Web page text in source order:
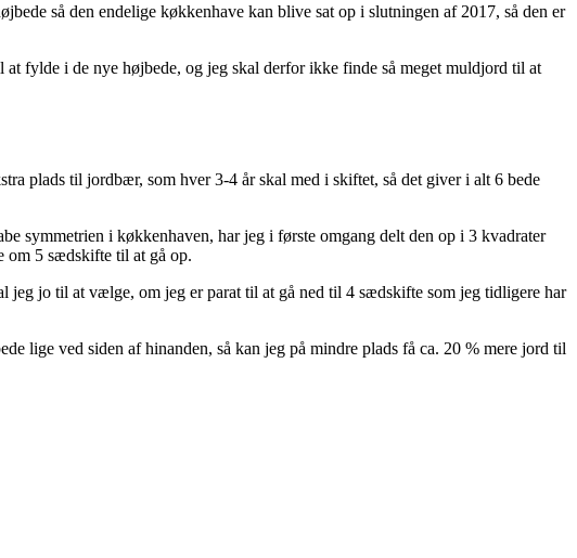
så den endelige køkkenhave kan blive sat op i slutningen af 2017, så den er
fylde i de nye højbede, og jeg skal derfor ikke finde så meget muldjord til at
plads til jordbær, som hver 3-4 år skal med i skiftet, så det giver i alt 6 bede
symmetrien i køkkenhaven, har jeg i første omgang delt den op i 3 kvadrater
om 5 sædskifte til at gå op.
jeg jo til at vælge, om jeg er parat til at gå ned til 4 sædskifte som jeg tidligere har
lige ved siden af hinanden, så kan jeg på mindre plads få ca. 20 % mere jord til